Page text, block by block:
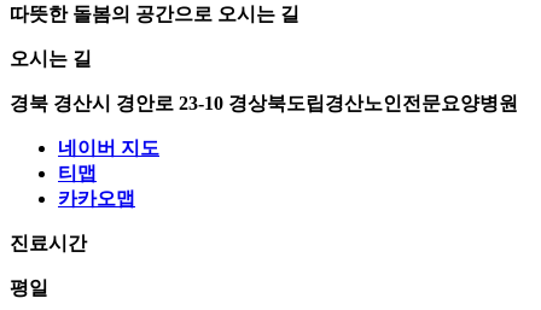
따뜻한 돌봄의 공간으로 오시는 길
오시는 길
경북 경산시 경안로 23-10 경상북도립경산노인전문요양병원
네이버 지도
티맵
카카오맵
진료시간
평일